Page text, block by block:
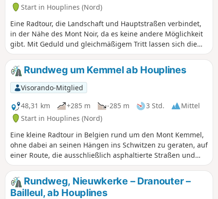
Start in Houplines (Nord)
Eine Radtour, die Landschaft und Hauptstraßen verbindet,
in der Nähe des Mont Noir, da es keine andere Möglichkeit
gibt. Mit Geduld und gleichmäßigem Tritt lassen sich die
Aufstiege bewältigen, die dennoch sanft verfahren und
keine steilen Steigungen aufweisen.
Rundweg um Kemmel ab Houplines
Visorando-Mitglied
48,31 km
+285 m -285 m 3 Std.
Mittel
Start in Houplines (Nord)
Eine kleine Radtour in Belgien rund um den Mont Kemmel,
ohne dabei an seinen Hängen ins Schwitzen zu geraten, auf
einer Route, die ausschließlich asphaltierte Straßen und
einige wenig befahrene Wege nutzt. Kurz gesagt: nichts als
Vergnügen und ein paar schöne Ausblicke.
Rundweg, Nieuwkerke – Dranouter –
Bailleul, ab Houplines